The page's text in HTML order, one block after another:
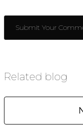
Related blog